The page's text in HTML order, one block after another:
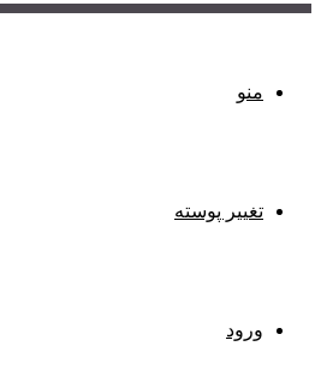
منو
تغییر پوسته
ورود